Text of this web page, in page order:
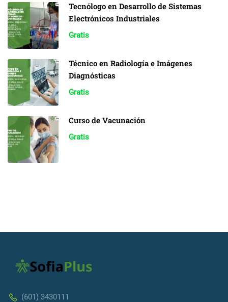
Tecnólogo en Desarrollo de Sistemas
Electrónicos Industriales
Gratis
Técnico en Radiología e Imágenes
Diagnósticas
Gratis
Curso de Vacunación
Gratis
(601) 3430111